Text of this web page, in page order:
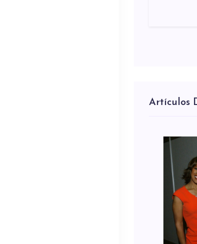
Artículos